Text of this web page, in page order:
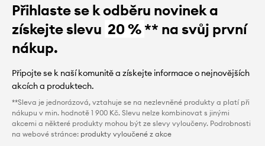
Přihlaste se k odběru novinek a
získejte slevu 20 %** na svůj první
nákup.
Připojte se k naší komunitě a získejte informace o nejnovějších
akcích a produktech.
**Sleva je jednorázová, vztahuje se na nezlevněné produkty a platí při
nákupu v min. hodnotě 1 900 Kč. Slevu nelze kombinovat s jinými
akcemi a některé produkty mohou být ze slevy vyloučeny. Podrobnosti
na webové stránce: produkty vyloučené z akce